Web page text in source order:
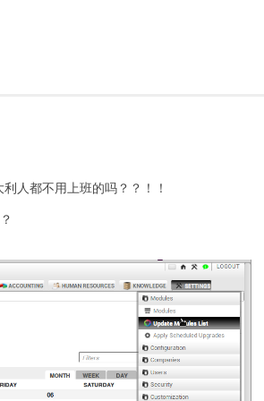
人都不用上班的吗？？！！